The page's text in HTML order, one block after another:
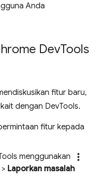
Anda
DevTools
fitur baru,
dengan DevTools.
fitur kepada
menggunakan
more_vert
> Laporkan masalah